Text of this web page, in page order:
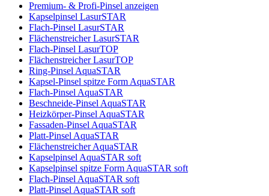
Premium- & Profi-Pinsel anzeigen
Kapselpinsel LasurSTAR
Flach-Pinsel LasurSTAR
Flächenstreicher LasurSTAR
Flach-Pinsel LasurTOP
Flächenstreicher LasurTOP
Ring-Pinsel AquaSTAR
Kapsel-Pinsel spitze Form AquaSTAR
Flach-Pinsel AquaSTAR
Beschneide-Pinsel AquaSTAR
Heizkörper-Pinsel AquaSTAR
Fassaden-Pinsel AquaSTAR
Platt-Pinsel AquaSTAR
Flächenstreicher AquaSTAR
Kapselpinsel AquaSTAR soft
Kapselpinsel spitze Form AquaSTAR soft
Flach-Pinsel AquaSTAR soft
Platt-Pinsel AquaSTAR soft